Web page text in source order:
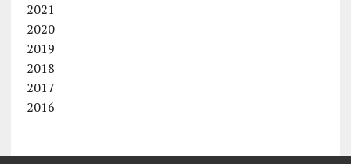
2021
2020
2019
2018
2017
2016